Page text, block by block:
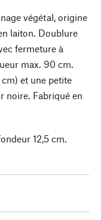
végétal, origine
laiton. Doublure
fermeture à
max. 90 cm.
et une petite
noire. Fabriqué en
12,5 cm.